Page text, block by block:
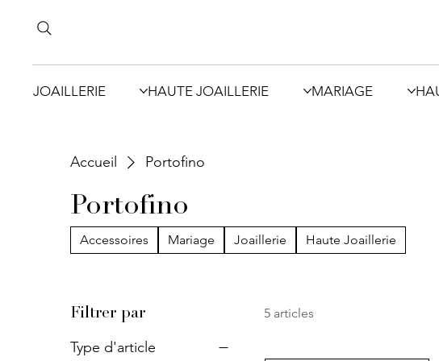
JOAILLERIE HAUTE JOAILLERIE MARIAGE
Accueil Portofino
Portofino
Accessoires Mariage Joaillerie Haute Joaillerie
Filtrer par
Type d'article
5 articles